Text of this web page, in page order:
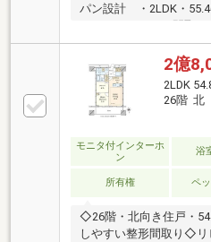
パン設計 ・2LDK・
アウトがしやすい間取
山手線/京浜東北線「浜
ール「モノレール浜松
草線「大門」駅徒歩4分
2億
2LDK
26階 北
モニタ付インターホ
ン
浴
所有権 ペ
◇26階・北向き住戸・
しやすい整形間取り◇リ